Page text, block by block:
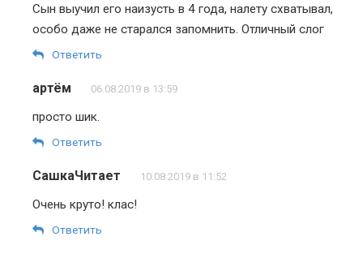
Сын выучил его наизусть в 4 года, налету схватывал,
особо даже не старался запомнить. Отличный слог
Ответить
артём 06.08.2019 в 13:59
просто шик.
Ответить
СашкаЧитает 10.08.2019 в 11:52
Очень круто! клас!
Ответить